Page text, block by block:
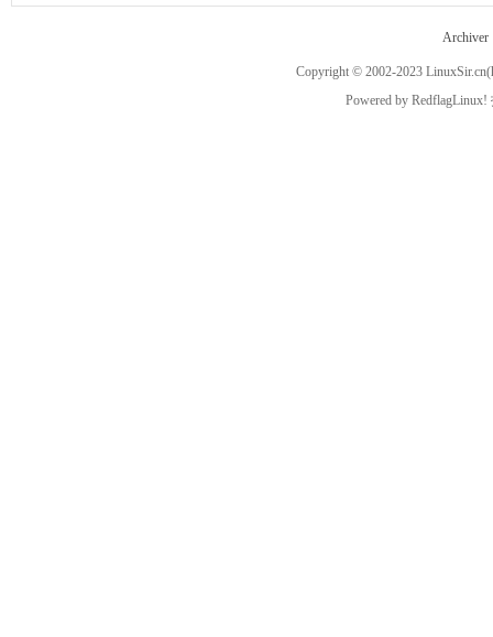
Sir.
Archiver
Copyright © 2002-2023 LinuxSir.cn
Powered by RedflagLinux!